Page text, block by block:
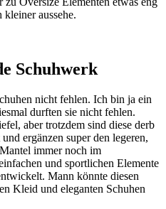
aussehe.
Schuhwerk
nicht fehlen. Ich bin ja ein
durften sie nicht fehlen.
aber trotzdem sind diese derb
ergänzen super den legeren,
immer noch im
und sportlichen Elemente
Mann könnte diesen
Kleid und eleganten Schuhen